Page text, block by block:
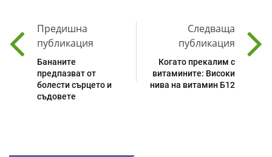
Предишна
публикация
Бананите
предпазват от
болести сърцето и
съдовете
Следваща
публикация
Когато прекалим с
витамините: Високи
нива на витамин Б12